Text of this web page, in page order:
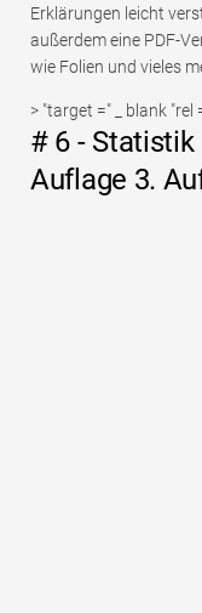
Erklärungen leicht
außerdem eine PDF-
wie Folien und vieles
> "target =" _ blank "rel
# 6 -
Auflage 3.